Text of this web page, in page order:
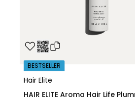
Hair Elite
BESTSELLER
HAIR ELITE Aroma Hair Life